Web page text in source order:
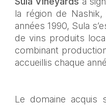
la région de
années 1990, Sula
de vins produits
combinant
accueillis chaque
Le domaine acquis